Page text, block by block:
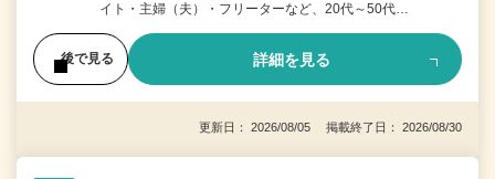
イト・主婦（夫）・フリーターなど、20代～50代…
後で見る 詳細を見る
更新日： 2026/08/05 掲載終了日： 2026/08/30